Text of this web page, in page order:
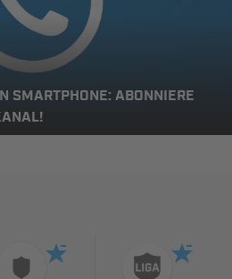
SMARTPHONE: ABONNIERE